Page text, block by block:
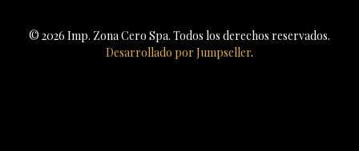
© 2026 Imp. Zona Cero Spa. Todos los derechos reservados.
Desarrollado por Jumpseller.